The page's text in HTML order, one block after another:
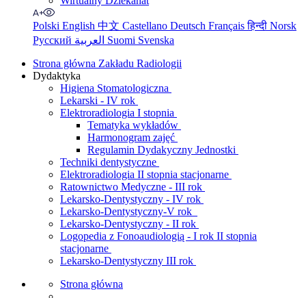
Polski English 中文 Castellano Deutsch Françaisहिन्दी Norsk
Русский
Suomi Svenska
Strona główna Zakładu Radiologii
Dydaktyka
Higiena Stomatologiczna
Lekarski - IV rok
Elektroradiologia I stopnia
Tematyka wykładów
Harmonogram zajęć
Regulamin Dydakyczny Jednostki
Techniki dentystyczne
Elektroradiologia II stopnia stacjonarne
Ratownictwo Medyczne - III rok
Lekarsko-Dentystyczny - IV rok
Lekarsko-Dentystyczny-V rok
Lekarsko-Dentystyczny - II rok
Logopedia z Fonoaudiologią - I rok II stopnia
stacjonarne
Lekarsko-Dentystyczny III rok
Strona główna